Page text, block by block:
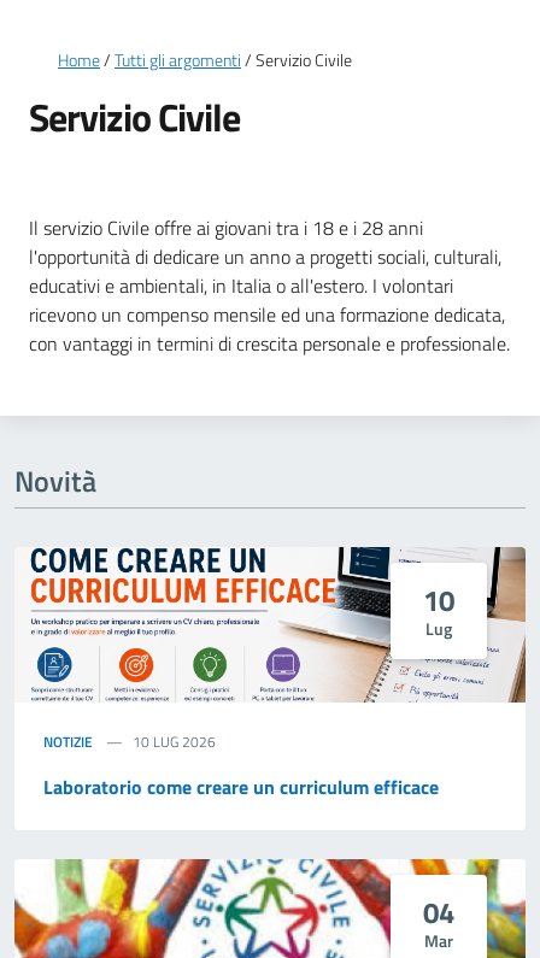
Briciole di pane
Home Tutti gli argomenti Servizio Civile
Servizio Civile
Il servizio Civile offre ai giovani tra i 18 e i 28 anni
l'opportunità di dedicare un anno a progetti sociali, culturali,
educativi e ambientali, in Italia o all'estero. I volontari
ricevono un compenso mensile ed una formazione dedicata,
con vantaggi in termini di crescita personale e professionale.
Novità
10
Lug
NOTIZIE 10 LUG 2026
Laboratorio come creare un curriculum efficace
04
Mar